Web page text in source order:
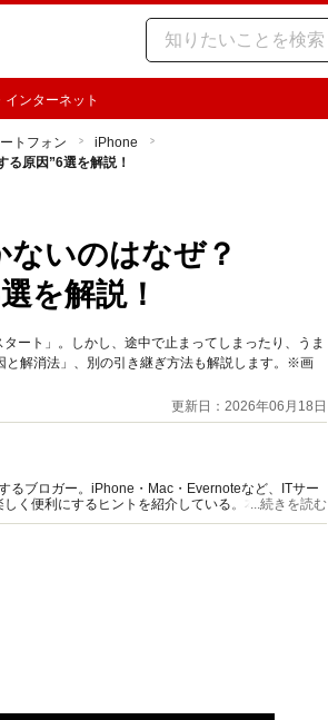
インターネット
トフォン
iPhone
る原因”6選を解説！
ないのはなぜ？
を解説！
ート」。しかし、途中で止まってしまったり、うま
と解消法」、別の引き継ぎ方法も解説します。※画
更新日：2026年06月18日
るブロガー。iPhone・Mac・Evernoteなど、ITサー
く便利にするヒントを紹介している。本業はホーム
...続きを読む